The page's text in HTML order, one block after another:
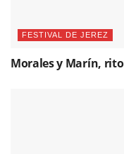
FESTIVAL DE JEREZ
Morales y Marín,